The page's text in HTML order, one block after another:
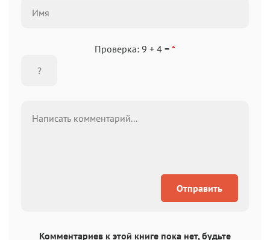
Проверка: 9 + 4 = *
Отправить
Комментариев к этой книге пока нет, будьте